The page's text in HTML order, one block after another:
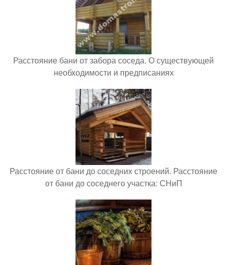
Расстояние бани от забора соседа. О существующей
необходимости и предписаниях
Расстояние от бани до соседних строений. Расстояние
от бани до соседнего участка: СНиП